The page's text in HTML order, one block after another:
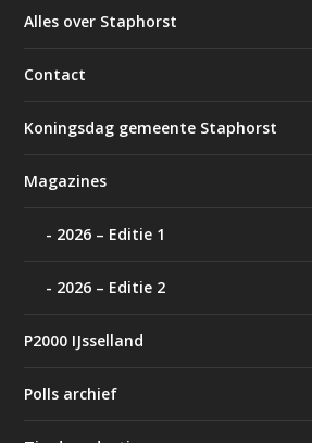
Alles over Staphorst
Contact
Koningsdag gemeente Staphorst
Magazines
2026 – Editie 1
2026 – Editie 2
P2000 IJsselland
Polls archief